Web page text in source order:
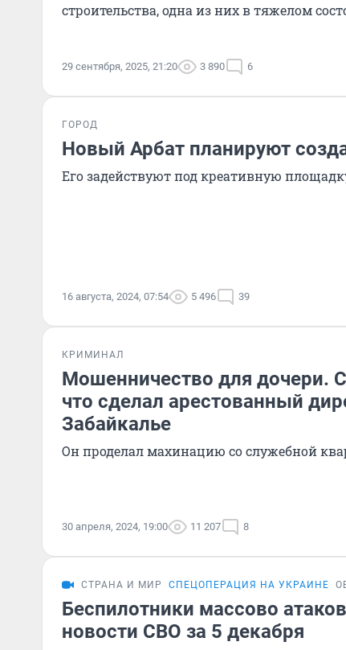
строительства, одна из них в тяжелом
29 сентября, 2025, 21:20 3 890 6
ГОРОД
Новый Арбат планируют
Его задействуют под креативную
16 августа, 2024, 07:54 5 496 39
КРИМИНАЛ
Мошенничество для дочери.
что сделал арестованный
Забайкалье
Он проделал махинацию со служебной
30 апреля, 2024, 19:00 11 207 8
СТРАНА И МИР СПЕЦОПЕРАЦИЯ НА УКРАИНЕ
Беспилотники массово
новости СВО за 5 декабря